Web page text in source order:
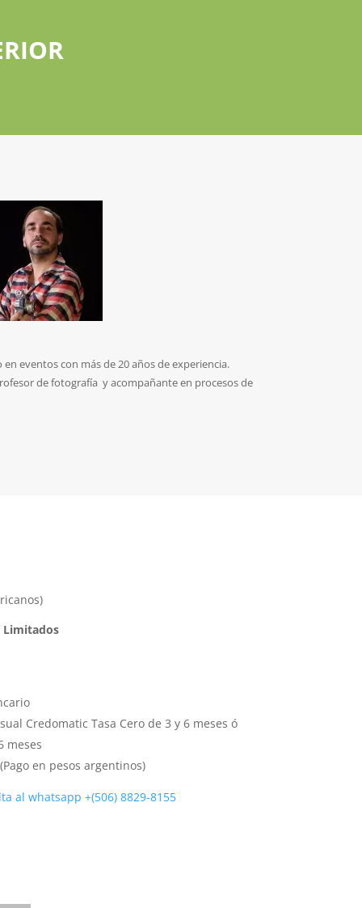
eventos con más de 20 años de experiencia.
de fotografía y acompañante en procesos de
Limitados
Credomatic Tasa Cero de 3 y 6 meses ó
meses
en pesos argentinos)
alwhatsapp +(506) 8829-8155